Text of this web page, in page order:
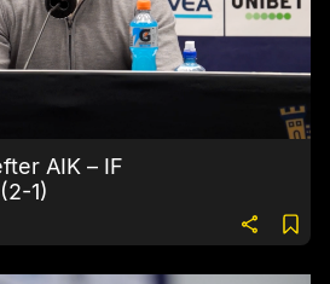
AIK – IF
1)